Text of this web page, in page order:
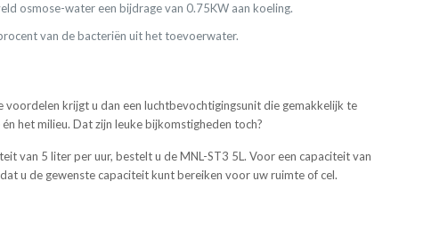
osmose-water een bijdrage van 0.75KW aan koeling.
van de bacteriën uit het toevoerwater.
krijgt u dan een luchtbevochtigingsunit die gemakkelijk te
het milieu. Dat zijn leuke bijkomstigheden toch?
van 5 liter per uur, bestelt u de MNL-ST3 5L. Voor een capaciteit van
u de gewenste capaciteit kunt bereiken voor uw ruimte of cel.